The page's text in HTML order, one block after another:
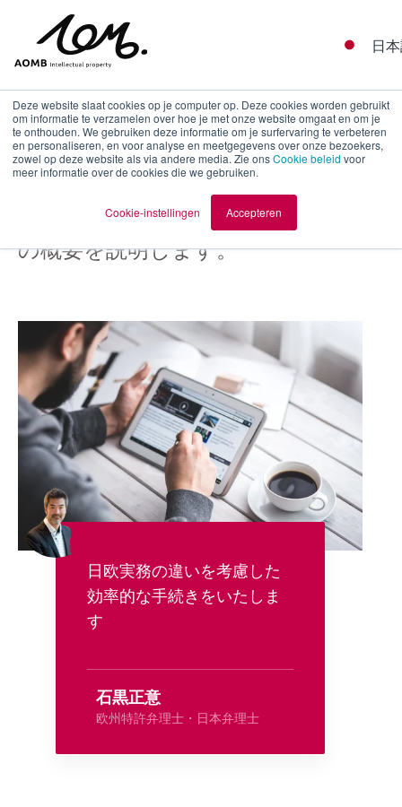
Deze website slaat cookies op je computer op. Deze cookies worden gebruikt
om informatie te verzamelen over hoe je met onze website omgaat en om je
te onthouden. We gebruiken deze informatie om je surfervaring te verbeteren
en personaliseren, en voor analyse en meetgegevens over onze bezoekers,
zowel op deze website als via andere media. Zie onsCookie beleid voor
meer informatie over de cookies die we gebruiken.
Cookie-instellingen Accepteren
日
欧州移行初期段階の手続き
PCT出願を欧州移行した後の手続き
の概要を説明します。
日欧実務の違いを考慮した
効率的な手続きをいたしま
す
石黒正意
欧州特許弁理士・日本弁理士